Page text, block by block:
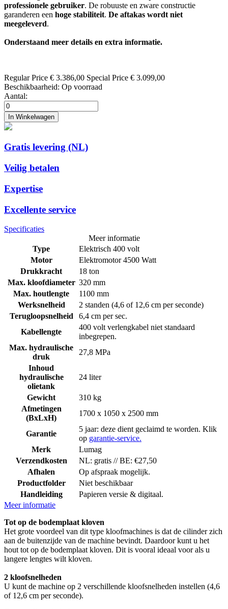
professionele gebruiker. De robuuste en zware constructie
garanderen een hoge stabiliteit. De aftakas wordt niet
meegeleverd.
Onderstaand meer details en extra informatie.
Regular Price € 3.386,00 Special Price € 3.099,00
Beschikbaarheid: Op voorraad
Aantal:
In Winkelwagen
Gratis levering (NL)
Veilig betalen
Expertise
Excellente service
Specificaties
Meer informatie
Type
Elektrisch 400 volt
Motor
Elektromotor 4500 Watt
Drukkracht
18 ton
Max. kloofdiameter 320 mm
Max. houtlengte
1100 mm
Werksnelheid
2 standen (4,6 of 12,6 cm per seconde)
Terugloopsnelheid
6,4 cm per sec.
Kabellengte
400 volt verlengkabel niet standaard
inbegrepen.
Max. hydraulische
druk
27,8 MPa
Inhoud
hydraulische
olietank
24 liter
Gewicht
310 kg
Afmetingen
(BxLxH)
1700 x 1050 x 2500 mm
Garantie
5 jaar: deze dient geclaimd te worden. Klik
op garantie-service.
Merk
Lumag
Verzendkosten
NL: gratis // BE: €27,50
Afhalen
Op afspraak mogelijk.
Productfolder
Niet beschikbaar
Handleiding
Papieren versie & digitaal.
Meer informatie
Tot op de bodemplaat kloven
Het grote voordeel van dit type kloofmachines is dat de cilinder zich
aan de buitenzijde van de machine bevindt. Daardoor kunt u het
hout tot op de bodemplaat kloven. Dit is vooral ideaal voor als u
langere lengtes wilt kloven.
2 kloofsnelheden
U kunt de machine op 2 verschillende kloofsnelheden instellen (4,6
of 12,6 cm per seconde).